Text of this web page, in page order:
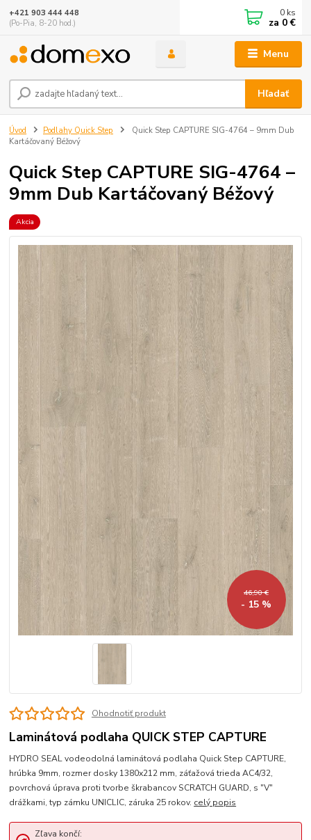
Menu
Hľadať
+421 903 444 448
(Po-Pia, 8-20 hod.)
0 ks
za 0 €
Úvod Podlahy Quick Step
Quick Step CAPTURE SIG-4764 – 9mm Dub
Kartáčovaný Béžový
Quick Step CAPTURE SIG-4764 –
9mm Dub Kartáčovaný Béžový
Akcia
46,90 €
- 15 %
Ohodnotiť produkt
Laminátová podlaha QUICK STEP CAPTURE
HYDRO SEAL vodeodolná laminátová podlaha Quick Step CAPTURE,
hrúbka 9mm, rozmer dosky 1380x212 mm, záťažová trieda AC4/32,
povrchová úprava proti tvorbe škrabancov SCRATCH GUARD, s "V"
drážkami, typ zámku UNICLIC, záruka 25 rokov. celý popis
Zľava končí: